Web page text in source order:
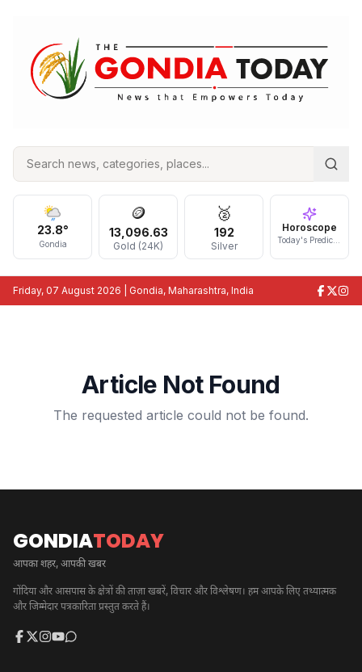
23.8°
Gondia
🪙
13,096.63
Gold (24K)
🥈
192
Silver
Horoscope
Friday, 07 August 2026 | Gondia, Maharashtra, India
Article Not Found
The requested article could not be found.
GONDIATODAY
आपका शहर, आपकी खबर
गोंदिया और आसपास के क्षेत्रों की ताज़ा खबरें, विचार और विश्लेषण। हम आपके लिए तथ्यात्मक
और जिम्मेदार पत्रकारिता प्रस्तुत करते हैं।